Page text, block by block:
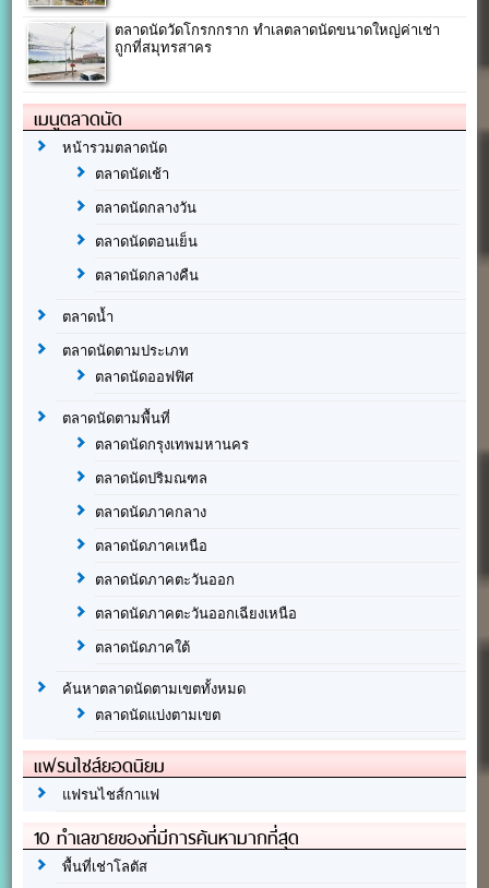
ตลาดนัดวัดโกรกกราก ทำเลตลาดนัดขนาดใหญ่ค่าเช่า
ถูกที่สมุทรสาคร
เมนูตลาดนัด
หน้ารวมตลาดนัด
ตลาดนัดเช้า
ตลาดนัดกลางวัน
ตลาดนัดตอนเย็น
ตลาดนัดกลางคืน
ตลาดน้ำ
ตลาดนัดตามประเภท
ตลาดนัดออฟฟิศ
ตลาดนัดตามพื้นที่
ตลาดนัดกรุงเทพมหานคร
ตลาดนัดปริมณฑล
ตลาดนัดภาคกลาง
ตลาดนัดภาคเหนือ
ตลาดนัดภาคตะวันออก
ตลาดนัดภาคตะวันออกเฉียงเหนือ
ตลาดนัดภาคใต้
ค้นหาตลาดนัดตามเขตทั้งหมด
ตลาดนัดแบ่งตามเขต
แฟรนไชส์ยอดนิยม
แฟรนไชส์กาแฟ
10 ทำเลขายของที่มีการค้นหามากที่สุด
พื้นที่เช่าโลตัส